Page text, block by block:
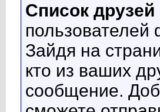
Список друзей
Зайдя на
кто из ваших
сообщение.